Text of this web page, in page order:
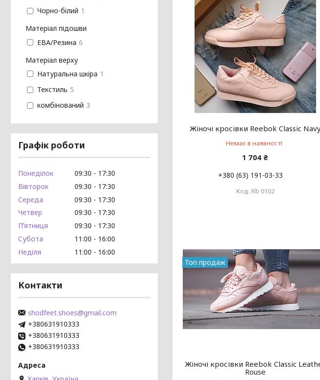
Жіночі кросівки Reebok Classic
Немає в наявності
1 704 ₴
+380 (63) 191-03-33
Rb 0102
Топ продаж
Жіночі кросівки Reebok Classic
Rouse
Чорно-білий 1
Матеріал підошви
ЕВА/Резина 6
Матеріал верху
Натуральна шкіра 1
Текстиль 5
комбінований 3
Графік роботи
Понеділок 09:30
17:30
Вівторок
09:30
17:30
Середа
09:30
17:30
Четвер
09:30
17:30
Пʼятниця
09:30
17:30
Субота
11:00
16:00
Неділя
11:00 16:00
Контакти
shodfeet.shoes@gmail.com
+380631910333
+380631910333
+380631910333